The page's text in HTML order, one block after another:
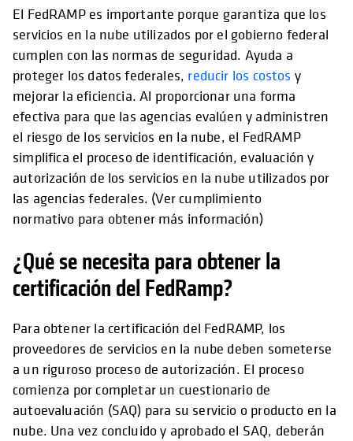
El FedRAMP es importante porque garantiza que los
servicios en la nube utilizados por el gobierno federal
cumplen con las normas de seguridad. Ayuda a
proteger los datos federales, reducir los costos y
mejorar la eficiencia. Al proporcionar una forma
efectiva para que las agencias evalúen y administren
el riesgo de los servicios en la nube, el FedRAMP
simplifica el proceso de identificación, evaluación y
autorización de los servicios en la nube utilizados por
las agencias federales. (Ver cumplimiento
normativo para obtener más información)
¿Qué se necesita para obtener la
certificación del FedRamp?
Para obtener la certificación del FedRAMP, los
proveedores de servicios en la nube deben someterse
a un riguroso proceso de autorización. El proceso
comienza por completar un cuestionario de
autoevaluación (SAQ) para su servicio o producto en la
nube. Una vez concluido y aprobado el SAQ, deberán